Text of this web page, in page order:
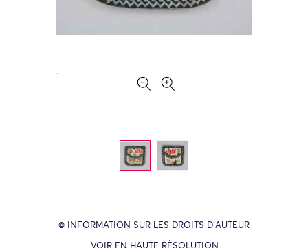
© INFORMATION SUR LES DROITS D’AUTEUR